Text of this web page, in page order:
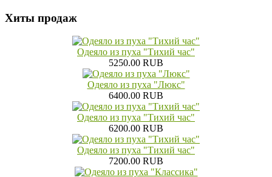
Хиты продаж
Одеяло из пуха "Тихий час"
5250.00 RUB
Одеяло из пуха "Люкс"
6400.00 RUB
Одеяло из пуха "Тихий час"
6200.00 RUB
Одеяло из пуха "Тихий час"
7200.00 RUB